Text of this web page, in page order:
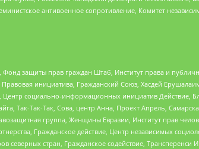
антивоенное сопротивление, Комитет
защиты прав граждан Штаб, Институт права и
инициатива, Гражданский Союз, Хасдей
социально-информационных инициатив Действие,
Так-Так-Так, Сова, центр Анна, Проект Апрель,
группа, Женщины Евразии, Институт прав
Гражданское действие, Центр независимых
стран, Гражданское содействие, Трансперенси